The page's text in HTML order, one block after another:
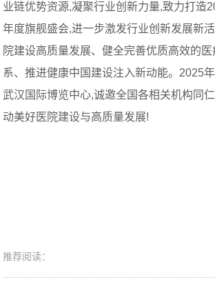
业链优势资源,凝聚行业创新力量,致力打造
年度旗舰盛会,进一步激发行业创新发展新
院建设高质量发展、健全完善优质高效的
系、推进健康中国建设注入新动能。2025
武汉国际博览中心,诚邀全国各相关机构同
动美好医院建设与高质量发展!
推荐阅读：